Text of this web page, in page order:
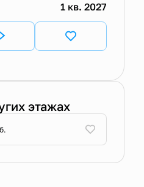
1 кв. 2027
этажах